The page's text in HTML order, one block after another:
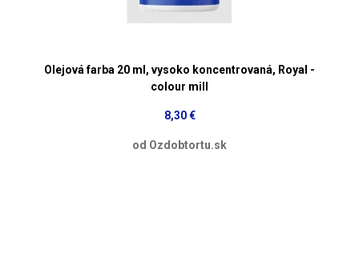
Olejová farba 20 ml, vysoko koncentrovaná, Royal -
colour mill
8,30 €
od Ozdobtortu.sk